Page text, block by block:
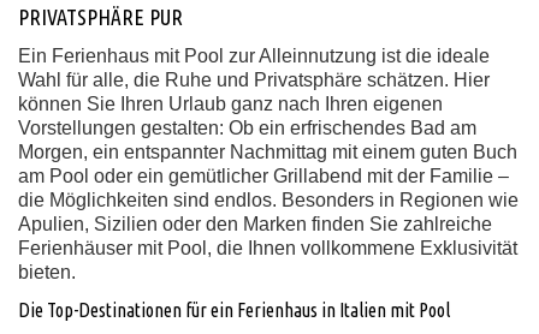
PRIVATSPHÄRE PUR
Ein Ferienhaus mit Pool zur Alleinnutzung ist die ideale
Wahl für alle, die Ruhe und Privatsphäre schätzen. Hier
können Sie Ihren Urlaub ganz nach Ihren eigenen
Vorstellungen gestalten: Ob ein erfrischendes Bad am
Morgen, ein entspannter Nachmittag mit einem guten Buch
am Pool oder ein gemütlicher Grillabend mit der Familie –
die Möglichkeiten sind endlos. Besonders in Regionen wie
Apulien, Sizilien oder den Marken finden Sie zahlreiche
Ferienhäuser mit Pool, die Ihnen vollkommene Exklusivität
bieten.
Die Top-Destinationen für ein Ferienhaus in Italien mit Pool